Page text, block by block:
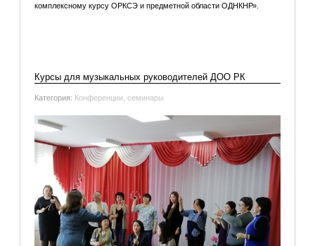
комплексному курсу ОРКСЭ и предметной области ОДНКНР».
Курсы для музыкальных руководителей ДОО РК
Категория: Конференции, семинары